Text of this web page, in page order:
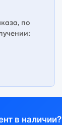
по
в наличии?